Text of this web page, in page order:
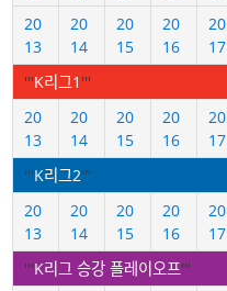
20
13
20
14
20
15
20
16
20
17
'''K리그1 '''
20
13
20
14
20
15
20
16
20
17
'''K리그2'''
20
13
20
14
20
15
20
16
20
17
'''K리그 승강 플레이오프'''